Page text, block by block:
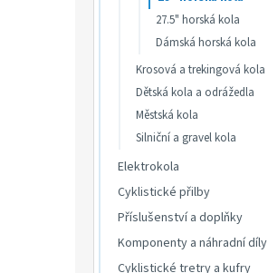
27.5" horská kola
Dámská horská kola
Krosová a trekingová kola
Dětská kola a odrážedla
Městská kola
Silniční a gravel kola
Elektrokola
Cyklistické přilby
Příslušenství a doplňky
Komponenty a náhradní díly
Cyklistické tretry a kufry